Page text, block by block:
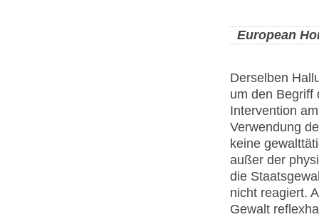
European
Derselben
um den Begriff
Intervention
Verwendung
keine
außer der
die
nicht reagiert.
Gewalt